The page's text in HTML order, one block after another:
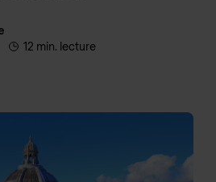
12 min. lecture